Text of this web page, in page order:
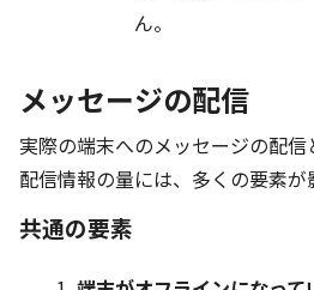
ん。
メッセージの配信
実際の端末へのメッセージの配信
配信情報の量には、多くの要素が
共通の要素